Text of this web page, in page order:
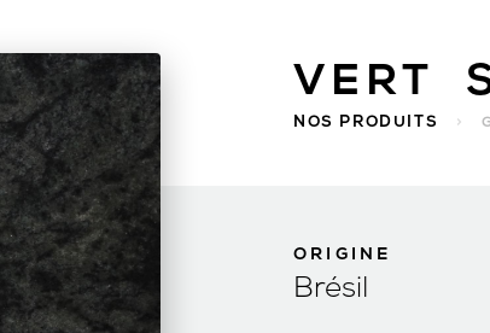
VERT
NOS PRODUITS >
ORIGINE
Brésil